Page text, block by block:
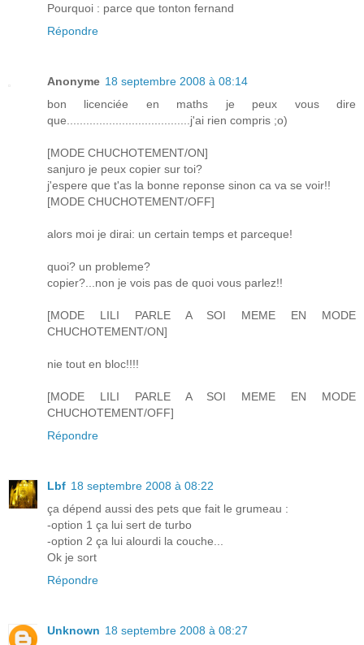
Pourquoi : parce que tonton fernand
Répondre
Anonyme 18 septembre 2008 à 08:14
bon licenciée en maths je peux vous dire
que......................................j'ai rien compris ;o)
[MODE CHUCHOTEMENT/ON]
sanjuro je peux copier sur toi?
j'espere que t'as la bonne reponse sinon ca va se voir!!
[MODE CHUCHOTEMENT/OFF]
alors moi je dirai: un certain temps et parceque!
quoi? un probleme?
copier?...non je vois pas de quoi vous parlez!!
[MODE LILI PARLE A SOI MEME EN MODE
CHUCHOTEMENT/ON]
nie tout en bloc!!!!
[MODE LILI PARLE A SOI MEME EN MODE
CHUCHOTEMENT/OFF]
Répondre
Lbf 18 septembre 2008 à 08:22
ça dépend aussi des pets que fait le grumeau :
-option 1 ça lui sert de turbo
-option 2 ça lui alourdi la couche...
Ok je sort
Répondre
Unknown 18 septembre 2008 à 08:27